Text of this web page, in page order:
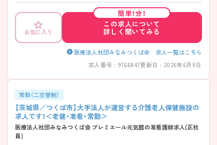
お気に入り
簡単1分！
この求人について
詳しく聞いてみる
医療法人社団みなみつくば会 求人一覧はこちら
求人番号 : 9766847更新日 : 2026年6月8日
常勤（二交替制）
【茨城県／つくば市】大手法人が運営する介護老人保健施設の
求人です！＜老健・准看・常勤＞
医療法人社団みなみつくば会 プレミエール元気館の准看護師求人(正社
員)